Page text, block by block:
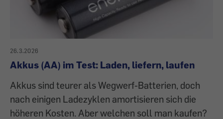
26.3.2026
Akkus (AA) im Test: Laden, liefern, laufen
Akkus sind teurer als Wegwerf-Batterien, doch
nach einigen Ladezyklen amortisieren sich die
höheren Kosten. Aber welchen soll man kaufen?